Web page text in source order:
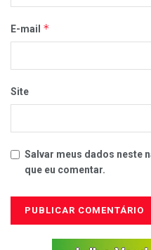
E-mail *
Site
Salvar meus dados neste
que eu comentar.